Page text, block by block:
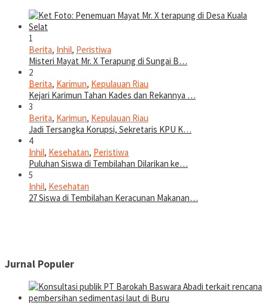
1
Berita, Inhil, Peristiwa
Misteri Mayat Mr. X Terapung di Sungai B…
2
Berita, Karimun, Kepulauan Riau
Kejari Karimun Tahan Kades dan Rekannya …
3
Berita, Karimun, Kepulauan Riau
Jadi Tersangka Korupsi, Sekretaris KPU K…
4
Inhil, Kesehatan, Peristiwa
Puluhan Siswa di Tembilahan Dilarikan ke…
5
Inhil, Kesehatan
27 Siswa di Tembilahan Keracunan Makanan…
Jurnal Populer